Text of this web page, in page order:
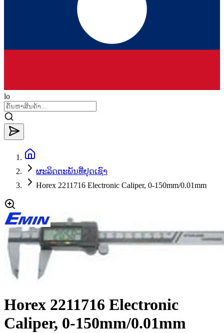
lo
ຜະລິດຕະພັນທີ່ຢຸດເຊົາ
Horex 2211716 Electronic Caliper, 0-150mm/0.01mm
Horex 2211716 Electronic
Caliper, 0-150mm/0.01mm